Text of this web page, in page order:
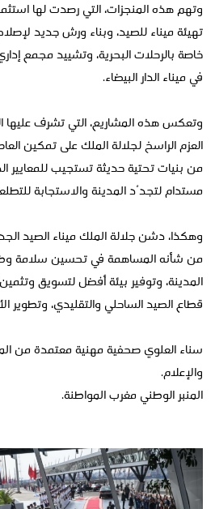
تهيئة ميناء للصيد، وبناء ورش جديد
خاصة بالرحلات البحرية، وتشييد مجمع
في ميناء الدار البيضاء.
وتعكس هذه المشاريع، التي تشرف عليها
العزم الراسخ لجلالة الملك على تمكين
من بنيات تحتية حديثة تستجيب للمعايير
مستدام لتجدُد المدينة والاستجابة
من شأنه المساهمة في تحسين سلامة
المدينة، وتوفير بيئة أفضل لتسويق
قطاع الصيد الساحلي والتقليدي، وتطوير
سناء العلوي صحفية مهنية معتمدة من
والإعلام.
المنبر الوطني مغرب المواطنة.